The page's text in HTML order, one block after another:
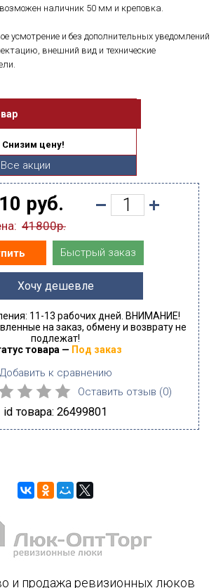
наличник 50 мм и креповка.
усмотрение и без дополнительных уведомлений
внешний вид и технические
цену!
Все акции
руб.
41800р.
Быстрый заказ
Хочу дешевле
11-13 рабочих дней. ВНИМАНИЕ!
на заказ, обмену и возврату не
подлежат!
товара — Под заказ
Добавить к сравнению
Оставить отзыв (0)
id товара: 26499801
и продажа ревизионных люков